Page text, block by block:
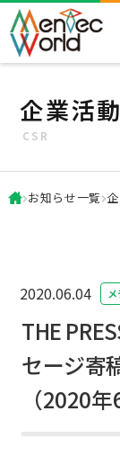
企業活動
CSR
お知らせ一覧
2020.06.04
THE
セージ寄
（2020